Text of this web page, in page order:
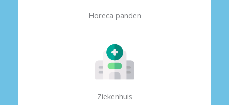
Horeca panden
Ziekenhuis